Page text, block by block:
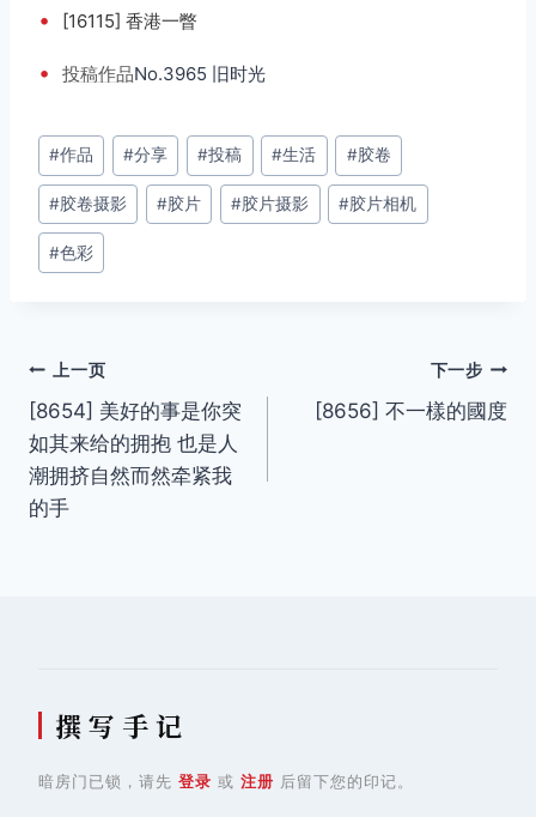
• [16115] 香港一瞥
• 投稿作品No.3965 旧时光
文
章
标
签：
#作品 #分享 #投稿 #生活 #胶卷
#胶卷摄影 #胶片 #胶片摄影 #胶片相机
#色彩
文
章
导
航
上一页
[8654] 美好的事是你突
如其来给的拥抱 也是人
潮拥挤自然而然牵紧我
的手
下一步
[8656] 不一樣的國度
撰 写 手 记
暗房门已锁，请先 登录 或 注册 后留下您的印记。